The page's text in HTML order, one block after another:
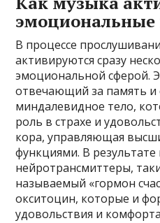
В процессе
активируются сразу
эмоциональной сферой.
отвечающий за память и
миндалевидное тело,
роль в страхе и
кора, управляющая
функциями. В
нейротрансмиттеры,
называемый «гормон
окситоцин, которые и
удовольствия и